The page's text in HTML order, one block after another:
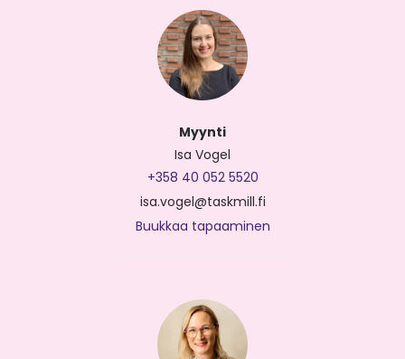
Myynti
Isa Vogel
+358 40 052 5520
isa.vogel@taskmill.fi
Buukkaa tapaaminen